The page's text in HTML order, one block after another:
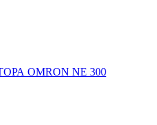
OMRON NE 300